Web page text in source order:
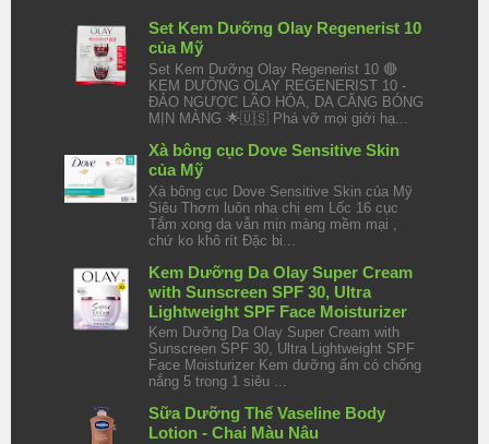
Set Kem Dưỡng Olay Regenerist 10
của Mỹ
Set Kem Dưỡng Olay Regenerist 10 🔴
KEM DƯỠNG OLAY REGENERIST 10 -
ĐẢO NGƯỢC LÃO HÓA, DA CĂNG BÓNG
MỊN MÀNG 🌟🇺🇸 Phá vỡ mọi giới hạ...
Xà bông cục Dove Sensitive Skin
của Mỹ
Xà bông cục Dove Sensitive Skin của Mỹ
Siêu Thơm luôn nha chị em Lốc 16 cục
Tắm xong da vẫn mịn màng mềm mại ,
chứ ko khô rít Đặc bi...
Kem Dưỡng Da Olay Super Cream
with Sunscreen SPF 30, Ultra
Lightweight SPF Face Moisturizer
Kem Dưỡng Da Olay Super Cream with
Sunscreen SPF 30, Ultra Lightweight SPF
Face Moisturizer Kem dưỡng ẩm có chống
nắng 5 trong 1 siêu ...
Sữa Dưỡng Thể Vaseline Body
Lotion - Chai Màu Nâu